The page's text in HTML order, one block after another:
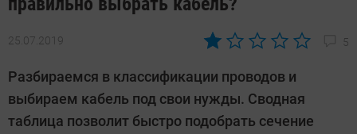
25.07.2019 5
Автор:
Разбираемся в классификации проводов и
выбираем кабель под свои нужды. Сводная
таблица позволит быстро подобрать сечение